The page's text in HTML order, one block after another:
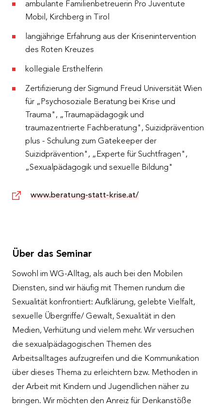
ambulante Familienbetreuerin Pro Juventute
Mobil, Kirchberg in Tirol
langjährige Erfahrung aus der Krisenintervention
des Roten Kreuzes
kollegiale Ersthelferin
Zertifizierung der Sigmund Freud Universität Wien
für „Psychosoziale Beratung bei Krise und
Trauma", „Traumapädagogik und
traumazentrierte Fachberatung", Suizidprävention
plus - Schulung zum Gatekeeper der
Suizidprävention", „Experte für Suchtfragen",
„Sexualpädagogik und sexuelle Bildung"
www.beratung-statt-krise.at/
Über das Seminar
Sowohl im WG-Alltag, als auch bei den Mobilen
Diensten, sind wir häufig mit Themen rundum die
Sexualität konfrontiert: Aufklärung, gelebte Vielfalt,
sexuelle Übergriffe/ Gewalt, Sexualität in den
Medien, Verhütung und vielem mehr. Wir versuchen
die sexualpädagogischen Themen des
Arbeitsalltages aufzugreifen und die Kommunikation
über dieses Thema zu erleichtern bzw. Methoden in
der Arbeit mit Kindern und Jugendlichen näher zu
bringen. Wir möchten den Anreiz für Denkanstöße